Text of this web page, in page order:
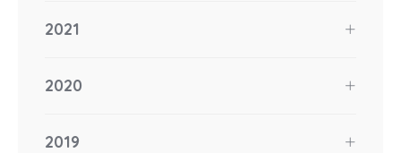
2021
2020
2019